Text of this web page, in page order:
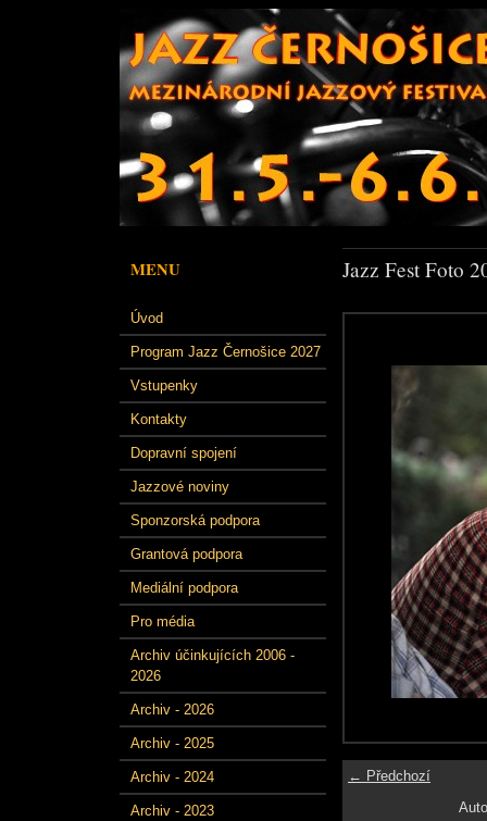
MENU
Úvod
Program Jazz Černošice 2027
Vstupenky
Kontakty
Dopravní spojení
Jazzové noviny
Sponzorská podpora
Grantová podpora
Mediální podpora
Pro média
Archiv účinkujících 2006 -
2026
Archiv - 2026
Archiv - 2025
Archiv - 2024
Archiv - 2023
Jazz Fest Foto
← Předchozí